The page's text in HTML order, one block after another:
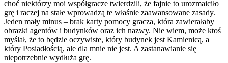
choć niektórzy moi współgracze twierdzili, że fajnie to urozmaiciło
grę i raczej na stałe wprowadzą te właśnie zaawansowane zasady.
Jeden mały minus – brak karty pomocy gracza, która zawierałaby
obrazki agentów i budynków oraz ich nazwy. Nie wiem, może ktoś
myślał, że to będzie oczywiste, który budynek jest Kamienicą, a
który Posiadłością, ale dla mnie nie jest. A zastanawianie się
niepotrzebnie wydłuża grę.